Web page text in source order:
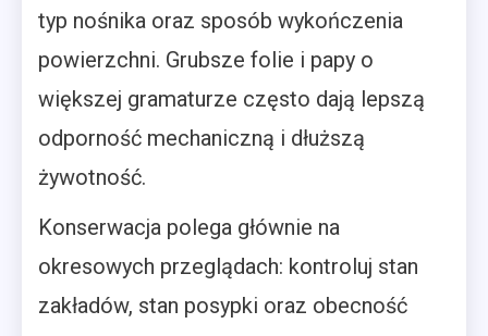
typ nośnika oraz sposób wykończenia
powierzchni. Grubsze folie i papy o
większej gramaturze często dają lepszą
odporność mechaniczną i dłuższą
żywotność.
Konserwacja polega głównie na
okresowych przeglądach: kontroluj stan
zakładów, stan posypki oraz obecność